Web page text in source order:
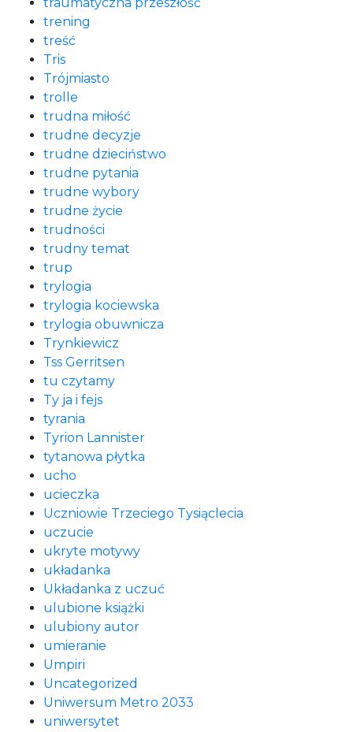
trening
treść
Tris
Trójmiasto
trolle
trudna miłość
trudne decyzje
trudne dzieciństwo
trudne pytania
trudne wybory
trudne życie
trudności
trudny temat
trup
trylogia
trylogia kociewska
trylogia obuwnicza
Trynkiewicz
Tss Gerritsen
tu czytamy
Ty ja i fejs
tyrania
Tyrion Lannister
tytanowa płytka
ucho
ucieczka
Uczniowie Trzeciego Tysiąclecia
uczucie
ukryte motywy
układanka
Układanka z uczuć
ulubione książki
ulubiony autor
umieranie
Umpiri
Uncategorized
Uniwersum Metro 2033
uniwersytet